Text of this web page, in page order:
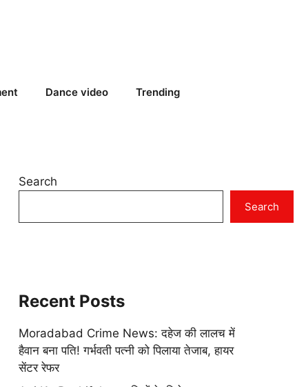
Dance video Trending
Search
Search
Recent Posts
Moradabad Crime News: दहेज की लालच में
हैवान बना पति! गर्भवती पत्नी को पिलाया तेजाब, हायर
सेंटर रेफर